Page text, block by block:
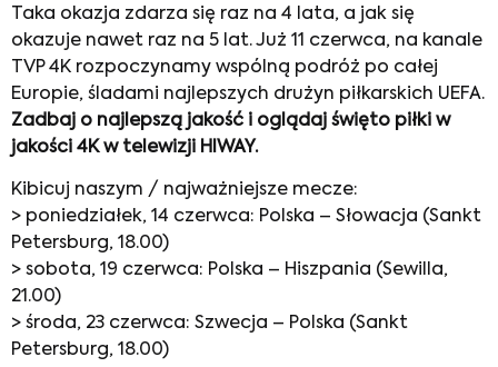
Taka okazja zdarza się raz na 4 lata, a jak się
okazuje nawet raz na 5 lat. Już 11 czerwca, na kanale
TVP 4K rozpoczynamy wspólną podróż po całej
Europie, śladami najlepszych drużyn piłkarskich UEFA.
Zadbaj o najlepszą jakość i oglądaj święto piłki w
jakości 4K w telewizji HIWAY.
Kibicuj naszym / najważniejsze mecze:
> poniedziałek, 14 czerwca: Polska – Słowacja (Sankt
Petersburg, 18.00)
> sobota, 19 czerwca: Polska – Hiszpania (Sewilla,
21.00)
> środa, 23 czerwca: Szwecja – Polska (Sankt
Petersburg, 18.00)